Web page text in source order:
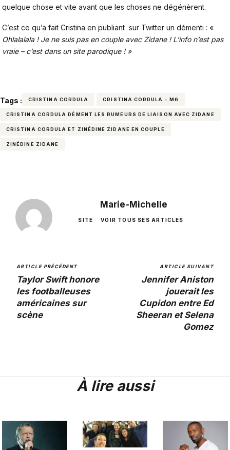
quelque chose et vite avant que les choses ne dégénèrent.
C’est ce qu’a fait Cristina en publiant sur Twitter un démenti : «
Ohlalalala ! Je ne suis pas en couple avec Zidane ! L’info n’est pas
vraie – c’est dans un site parodique ! »
Tags : CRISTINA CORDULA CRISTINA CORDULA - M6
CRISTINA CORDULA DÉMENT LES RUMEURS DE LIAISON AVEC ZIDANE
CRISTINA CORDULA ET ZINÉDINE ZIDANE EN COUPLE
ZINÉDINE ZIDANE
Marie-Michelle
SITE VOIR TOUS SES ARTICLES
ARTICLE PRÉCÉDENT
Taylor Swift honore
les footballeuses
américaines sur
scène
ARTICLE SUIVANT
Jennifer Aniston
jouerait les
Cupidon entre Ed
Sheeran et Selena
Gomez
À lire aussi